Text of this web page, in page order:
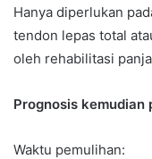
Hanya diperlukan
tendon lepas total
oleh rehabilitasi
Prognosis kemudian
Waktu pemulihan: